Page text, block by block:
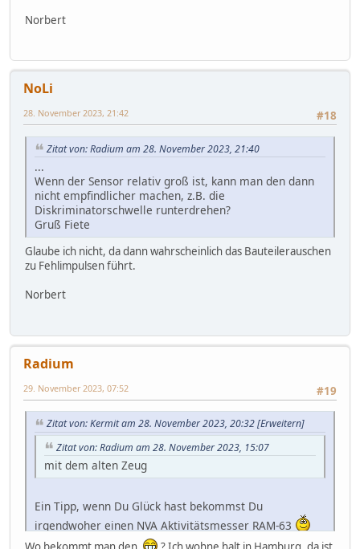
Norbert
NoLi
#18
28. November 2023, 21:42
Zitat von: Radium am 28. November 2023, 21:40
...
Wenn der Sensor relativ groß ist, kann man den dann
nicht empfindlicher machen, z.B. die
Diskriminatorschwelle runterdrehen?
Gruß Fiete
Glaube ich nicht, da dann wahrscheinlich das Bauteilerauschen
zu Fehlimpulsen führt.
Norbert
Radium
#19
29. November 2023, 07:52
Zitat von: Kermit am 28. November 2023, 20:32[Erweitern]
Zitat von: Radium am 28. November 2023, 15:07
mit dem alten Zeug
Ein Tipp, wenn Du Glück hast bekommst Du
irgendwoher einen NVA Aktivitätsmesser RAM-63
Der könnte Dir gefallen